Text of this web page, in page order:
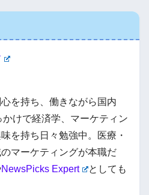
を持ち、働きながら国内
けで経済学、マーケティン
を持ち日々勉強中。医療・
マーケティングが本職だ
NewsPicks Expert
としても